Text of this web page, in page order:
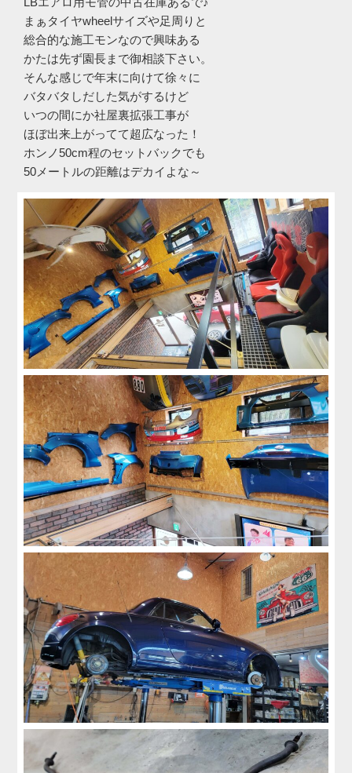
まぁタイヤwheelサイズや足周りと
総合的な施工モンなので興味ある
かたは先ず園長まで御相談下さい。
そんな感じで年末に向けて徐々に
バタバタしだした気がするけど
いつの間にか社屋裏拡張工事が
ほぼ出来上がってて超広なった！
ホンノ50cm程のセットバックでも
50メートルの距離はデカイよな～